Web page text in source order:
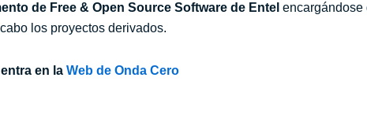
de Free & Open Source Software de Entel encargándose
los proyectos derivados.
en la Web de Onda Cero